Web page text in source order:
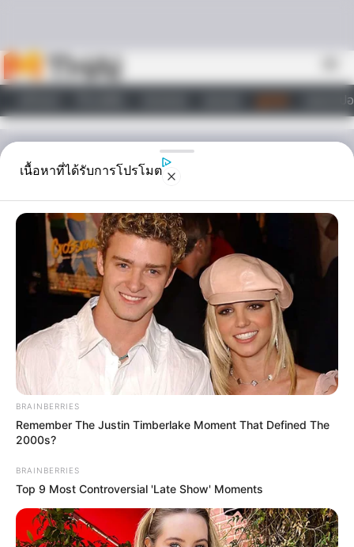
วอลเปเ
ไลฟ์สไตล์
ดูดวง
ราศีใดใช่วงนี้ คนโสดมีเกณฑ์
ลมพัดหวนกับแฟนเก่า!
งานนี้มีลุ้น ใครน๊า ถ่านไฟเก่า กำลังครุกรุ่น !!
Home / ราศีใดใช่วงนี้ คนโสดมีเกณฑ์ ลมพัดหวนกับแฟนเก่า!
ดูดวง|
29 เม.ย. 2016
แบ่งปัน
ถ่านไฟเก่า กำลังครุกรุ่น !!
เนื้อหาที่ได้รับการโปรโมต
BRAINBERRIES
Remember The Justin Timberlake Moment That Defined The
2000s?
BRAINBERRIES
Top 9 Most Controversial 'Late Show' Moments